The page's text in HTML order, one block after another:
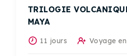
TRILOGIE
MAYA
11 jours Voyage